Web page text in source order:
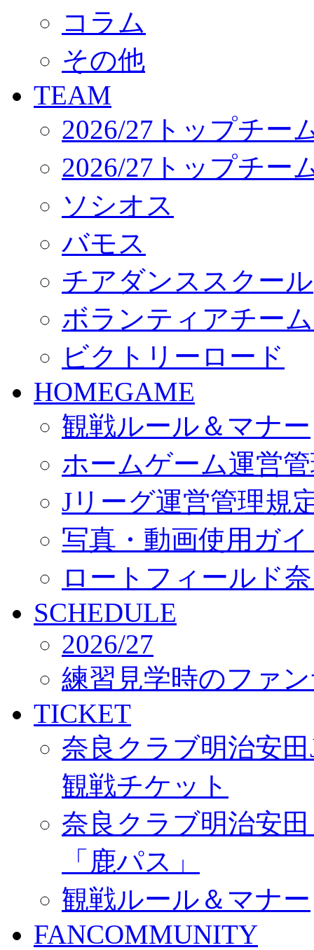
パートナー募集
クラブ理念
サステナビリティ
Web制作支援
応援プロジェクト
コラム
その他
TEAM
2026/27トップチー
2026/27トップチー
ソシオス
バモス
チアダンススクール
ボランティアチー
ビクトリーロード
HOMEGAME
観戦ルール＆マナー
ホームゲーム運営
Jリーグ運営管理規
写真・動画使用ガ
ロートフィールド
SCHEDULE
2026/27
練習見学時のファ
TICKET
奈良クラブ明治安
観戦チケット
奈良クラブ明治安
「鹿パス」
観戦ルール＆マナー
FANCOMMUNITY